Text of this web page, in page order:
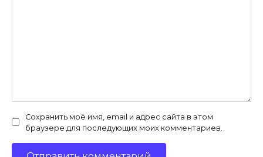
Сохранить моё имя, email и адрес сайта в этом
браузере для последующих моих комментариев.